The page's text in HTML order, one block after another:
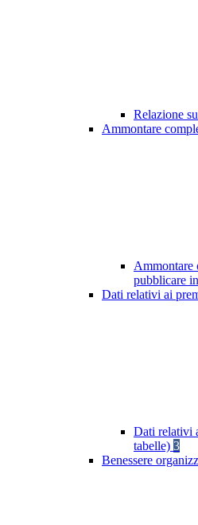
Relazione
Ammontare
Ammontare
pubblicare
Dati relativi ai
Dati relativi
tabelle) 3
Benessere